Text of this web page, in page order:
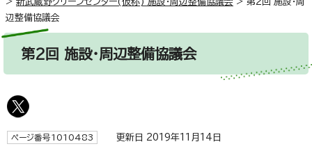
辺整備協議会
第2回 施設・周辺整備協議会
ページ番号1010483 更新日 2019年11月14日